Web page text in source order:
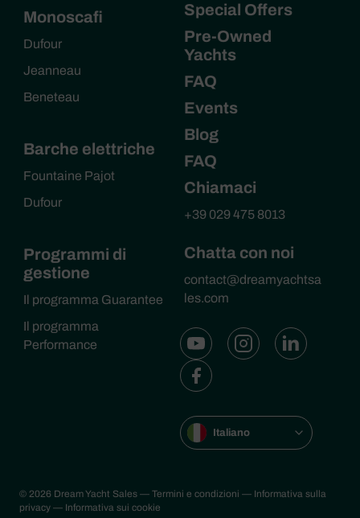
Monoscafi
Dufour
Jeanneau
Beneteau
Barche elettriche
Fountaine Pajot
Dufour
Programmi di
gestione
Il programma Guarantee
Il programma
Performance
Special Offers
Pre-Owned
Yachts
FAQ
Events
Blog
FAQ
Chiamaci
+39 029 475 8013
Chatta con noi
contact@dreamyachtsa
les.com
Italiano
© 2026 Dream Yacht Sales — Termini e condizioni — Informativa sulla
privacy — Informativa sui cookie